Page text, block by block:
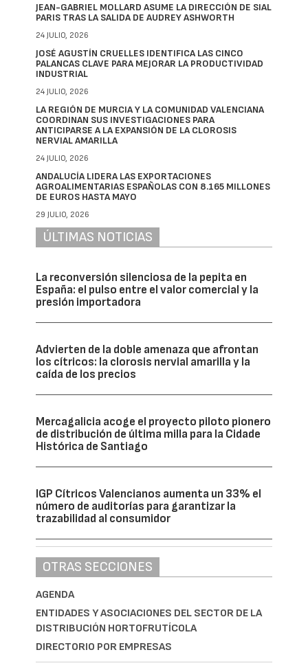
JEAN-GABRIEL MOLLARD ASUME LA DIRECCIÓN DE SIAL
PARIS TRAS LA SALIDA DE AUDREY ASHWORTH
24 JULIO, 2026
JOSÉ AGUSTÍN CRUELLES IDENTIFICA LAS CINCO
PALANCAS CLAVE PARA MEJORAR LA PRODUCTIVIDAD
INDUSTRIAL
24 JULIO, 2026
LA REGIÓN DE MURCIA Y LA COMUNIDAD VALENCIANA
COORDINAN SUS INVESTIGACIONES PARA
ANTICIPARSE A LA EXPANSIÓN DE LA CLOROSIS
NERVIAL AMARILLA
24 JULIO, 2026
ANDALUCÍA LIDERA LAS EXPORTACIONES
AGROALIMENTARIAS ESPAÑOLAS CON 8.165 MILLONES
DE EUROS HASTA MAYO
29 JULIO, 2026
ÚLTIMAS NOTICIAS
La reconversión silenciosa de la pepita en
España: el pulso entre el valor comercial y la
presión importadora
Advierten de la doble amenaza que afrontan
los cítricos: la clorosis nervial amarilla y la
caída de los precios
Mercagalicia acoge el proyecto piloto pionero
de distribución de última milla para la Cidade
Histórica de Santiago
IGP Cítricos Valencianos aumenta un 33% el
número de auditorías para garantizar la
trazabilidad al consumidor
OTRAS SECCIONES
AGENDA
ENTIDADES Y ASOCIACIONES DEL SECTOR DE LA
DISTRIBUCIÓN HORTOFRUTÍCOLA
DIRECTORIO POR EMPRESAS